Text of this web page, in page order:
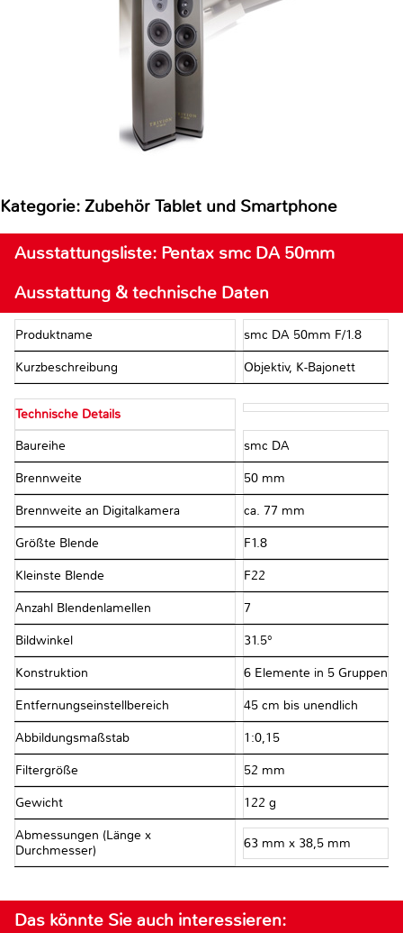
Kategorie: Zubehör Tablet und Smartphone
Ausstattungsliste: Pentax smc DA 50mm
Ausstattung & technische Daten
Produktname smc DA 50mm F/1.8
Kurzbeschreibung Objektiv, K-Bajonett
Technische Details
Baureihe smc DA
Brennweite 50 mm
Brennweite an Digitalkamera ca. 77 mm
Größte Blende F1.8
Kleinste Blende F22
Anzahl Blendenlamellen 7
Bildwinkel 31.5°
Konstruktion 6 Elemente in 5 Gruppen
Entfernungseinstellbereich 45 cm bis unendlich
Abbildungsmaßstab 1:0,15
Filtergröße 52 mm
Gewicht 122 g
Abmessungen (Länge x
Durchmesser)
63 mm x 38,5 mm
Das könnte Sie auch interessieren: